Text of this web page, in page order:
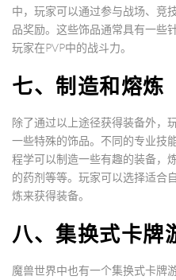
中，玩家可以通过参与战场、竞
品奖励。这些饰品通常具有一些
玩家在PVP中的战斗力。
七、制造和熔炼
除了通过以上途径获得装备外，
一些特殊的饰品。不同的专业技
程学可以制造一些有趣的装备，
的药剂等等。玩家可以选择适合
炼来获得装备。
八、集换式卡牌
魔兽世界中也有一个集换式卡牌